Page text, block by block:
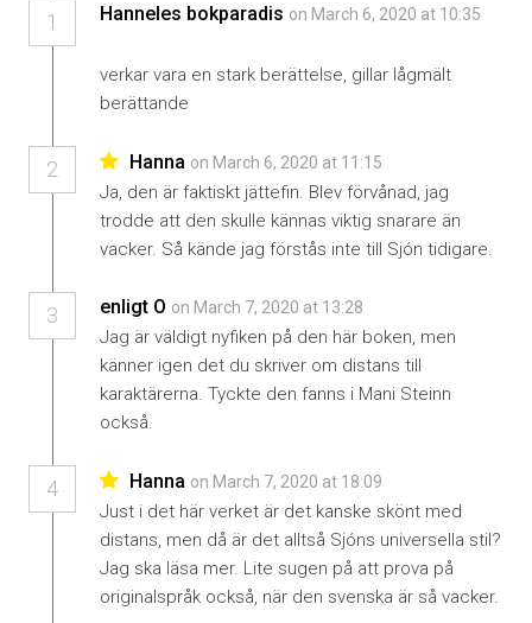
1 Hanneles bokparadis on March 6, 2020 at 10:35
verkar vara en stark berättelse, gillar lågmält
berättande
2 Hanna on March 6, 2020 at 11:15
Ja, den är faktiskt jättefin. Blev förvånad, jag
trodde att den skulle kännas viktig snarare än
vacker. Så kände jag förstås inte till Sjón tidigare.
3 enligt O on March 7, 2020 at 13:28
Jag är väldigt nyfiken på den här boken, men
känner igen det du skriver om distans till
karaktärerna. Tyckte den fanns i Mani Steinn
också.
4 Hanna on March 7, 2020 at 18:09
Just i det här verket är det kanske skönt med
distans, men då är det alltså Sjóns universella stil?
Jag ska läsa mer. Lite sugen på att prova på
originalspråk också, när den svenska är så vacker.